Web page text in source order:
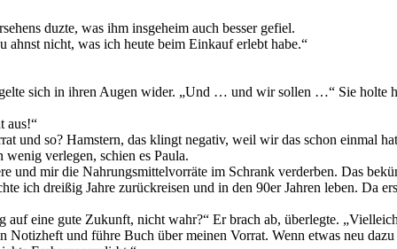
duzte, was ihm insgeheim auch besser gefiel.
ahnst nicht, was ich heute beim Einkauf erlebt habe.“
sich in ihren Augen wider. „Und … und wir sollen …“ Sie holte
aus!“
und so? Hamstern, das klingt negativ, weil wir das schon einmal
verlegen, schien es Paula.
und mir die Nahrungsmittelvorräte im Schrank verderben. Das
ich dreißig Jahre zurückreisen und in den 90er Jahren leben. Da
eine gute Zukunft, nicht wahr?“ Er brach ab, überlegte.
und führe Buch über meinen Vorrat. Wenn etwas neu